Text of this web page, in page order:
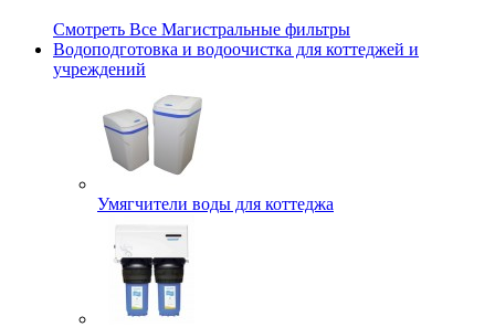
Смотреть Все Магистральные фильтры
Водоподготовка и водоочистка для коттеджей и
учреждений
Умягчители воды для коттеджа